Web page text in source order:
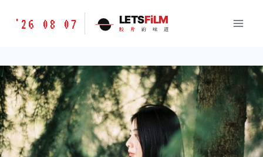
胶
味
道
LETSFILM
'26 08 07 LETSFiLM
胶 片 的 味 道